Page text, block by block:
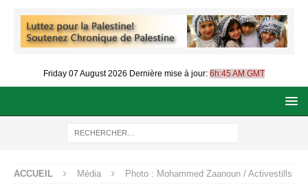
Friday 07 August 2026 Dernière mise à jour: 6h:45 AM GMT
ACCUEIL Média Photo : Mohammed Zaanoun / Activestills